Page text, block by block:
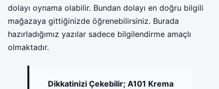
dolayı oynama olabilir. Bundan dolayı en doğru bilgili
mağazaya gittiğinizde öğrenebilirsiniz. Burada
hazırladığımız yazılar sadece bilgilendirme amaçlı
olmaktadır.
Dikkatinizi Çekebilir; A101 Krema